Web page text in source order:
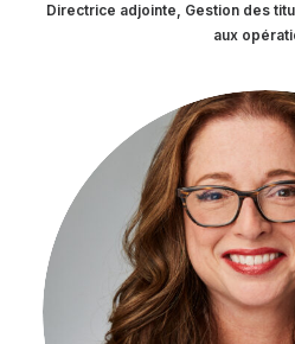
Directrice adjointe, Gestion des
aux